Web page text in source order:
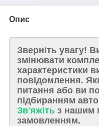
Опис
Зверніть увагу!
змінювати
характеристики
повідомлення.
питання або ви
підбиранням
Зв'яжіть з нашим
замовленням.